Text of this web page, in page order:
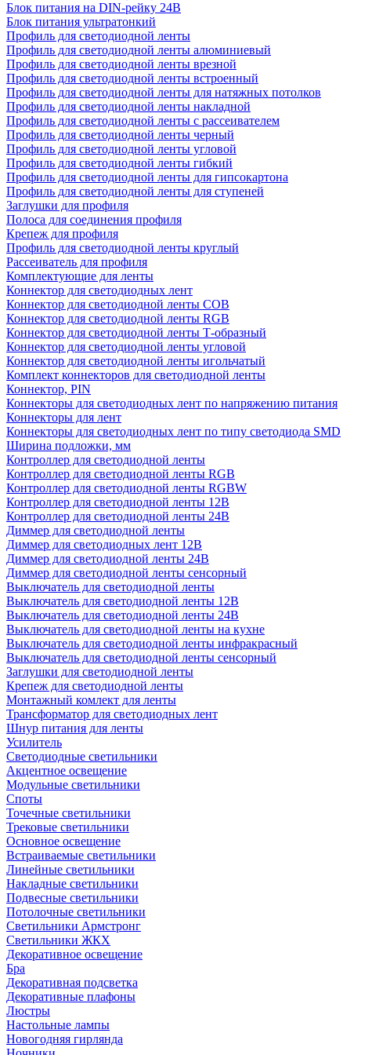
Блок питания на DIN-рейку 24В
Блок питания ультратонкий
Профиль для светодиодной ленты
Профиль для светодиодной ленты алюминиевый
Профиль для светодиодной ленты врезной
Профиль для светодиодной ленты встроенный
Профиль для светодиодной ленты для натяжных потолков
Профиль для светодиодной ленты накладной
Профиль для светодиодной ленты с рассеивателем
Профиль для светодиодной ленты черный
Профиль для светодиодной ленты угловой
Профиль для светодиодной ленты гибкий
Профиль для светодиодной ленты для гипсокартона
Профиль для светодиодной ленты для ступеней
Заглушки для профиля
Полоса для соединения профиля
Крепеж для профиля
Профиль для светодиодной ленты круглый
Рассеиватель для профиля
Комплектующие для ленты
Коннектор для светодиодных лент
Коннектор для светодиодной ленты COB
Коннектор для светодиодной ленты RGB
Коннектор для светодиодной ленты Т-образный
Коннектор для светодиодной ленты угловой
Коннектор для светодиодной ленты игольчатый
Комплект коннекторов для светодиодной ленты
Коннектор, PIN
Коннекторы для светодиодных лент по напряжению питания
Коннекторы для лент
Коннекторы для светодиодных лент по типу светодиода SMD
Ширина подложки, мм
Контроллер для светодиодной ленты
Контроллер для светодиодной ленты RGB
Контроллер для светодиодной ленты RGBW
Контроллер для светодиодной ленты 12В
Контроллер для светодиодной ленты 24В
Диммер для светодиодной ленты
Диммер для светодиодных лент 12В
Диммер для светодиодной ленты 24В
Диммер для светодиодной ленты сенсорный
Выключатель для светодиодной ленты
Выключатель для светодиодной ленты 12В
Выключатель для светодиодной ленты 24В
Выключатель для светодиодной ленты на кухне
Выключатель для светодиодной ленты инфракрасный
Выключатель для светодиодной ленты сенсорный
Заглушки для светодиодной ленты
Крепеж для светодиодной ленты
Монтажный комлект для ленты
Трансформатор для светодиодных лент
Шнур питания для ленты
Усилитель
Светодиодные светильники
Акцентное освещение
Модульные светильники
Споты
Точечные светильники
Трековые светильники
Основное освещение
Встраиваемые светильники
Линейные светильники
Накладные светильники
Подвесные светильники
Потолочные светильники
Светильники Армстронг
Светильники ЖКХ
Декоративное освещение
Бра
Декоративная подсветка
Декоративные плафоны
Люстры
Настольные лампы
Новогодняя гирлянда